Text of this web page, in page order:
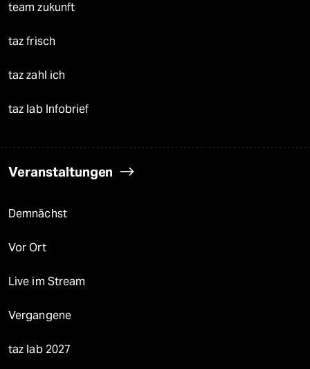
team zukunft
taz frisch
taz zahl ich
taz lab Infobrief
Veranstaltungen
Demnächst
Vor Ort
Live im Stream
Vergangene
taz lab 2027